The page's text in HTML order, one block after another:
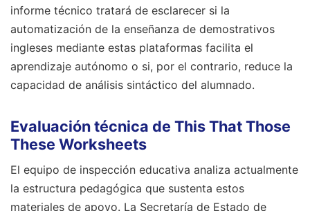
informe técnico tratará de esclarecer si la
automatización de la enseñanza de demostrativos
ingleses mediante estas plataformas facilita el
aprendizaje autónomo o si, por el contrario, reduce la
capacidad de análisis sintáctico del alumnado.
Evaluación técnica de This That Those
These Worksheets
El equipo de inspección educativa analiza actualmente
la estructura pedagógica que sustenta estos
materiales de apoyo. La Secretaría de Estado de